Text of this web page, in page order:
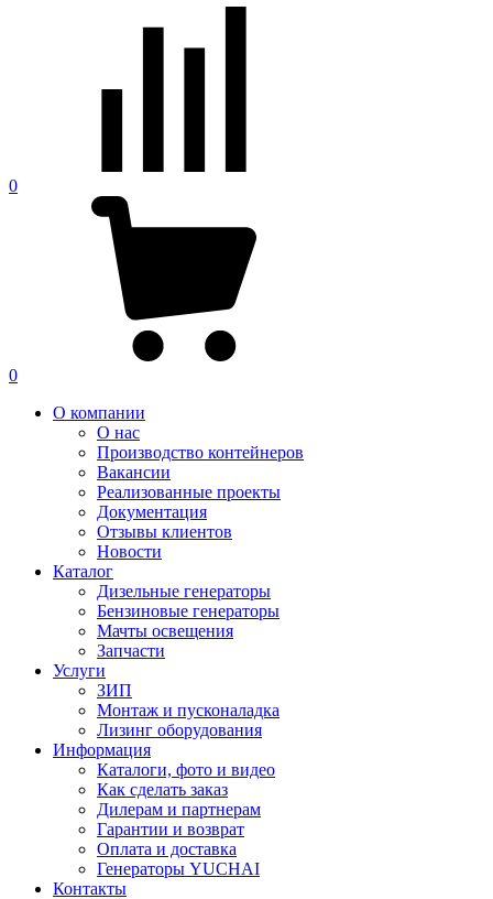
0
0
О компании
О нас
Производство контейнеров
Вакансии
Реализованные проекты
Документация
Отзывы клиентов
Новости
Каталог
Дизельные генераторы
Бензиновые генераторы
Мачты освещения
Запчасти
Услуги
ЗИП
Монтаж и пусконаладка
Лизинг оборудования
Информация
Каталоги, фото и видео
Как сделать заказ
Дилерам и партнерам
Гарантии и возврат
Оплата и доставка
Генераторы YUCHAI
Контакты